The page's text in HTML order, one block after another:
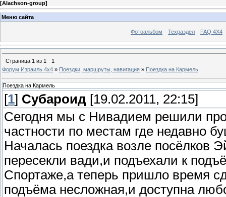
[Alachson-group]
Меню сайта
Фотоальбом Техраздел FAQ 4X4
Страница 1 из 1
1
Форум Израиль 4х4 » Поездки, маршруты, навигация » Поездка на Кармель
Поездка на Кармель
[1] Субароид [19.02.2011, 22:15]
Сегодня мы с Нивадием решили
частности по местам где недавно
Началась поездка возле посёлков
пересекли вади,и подъехали к
Спортаже,а теперь пришло время
подъёма несложная,и доступна